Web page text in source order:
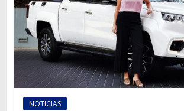
NOTICIAS